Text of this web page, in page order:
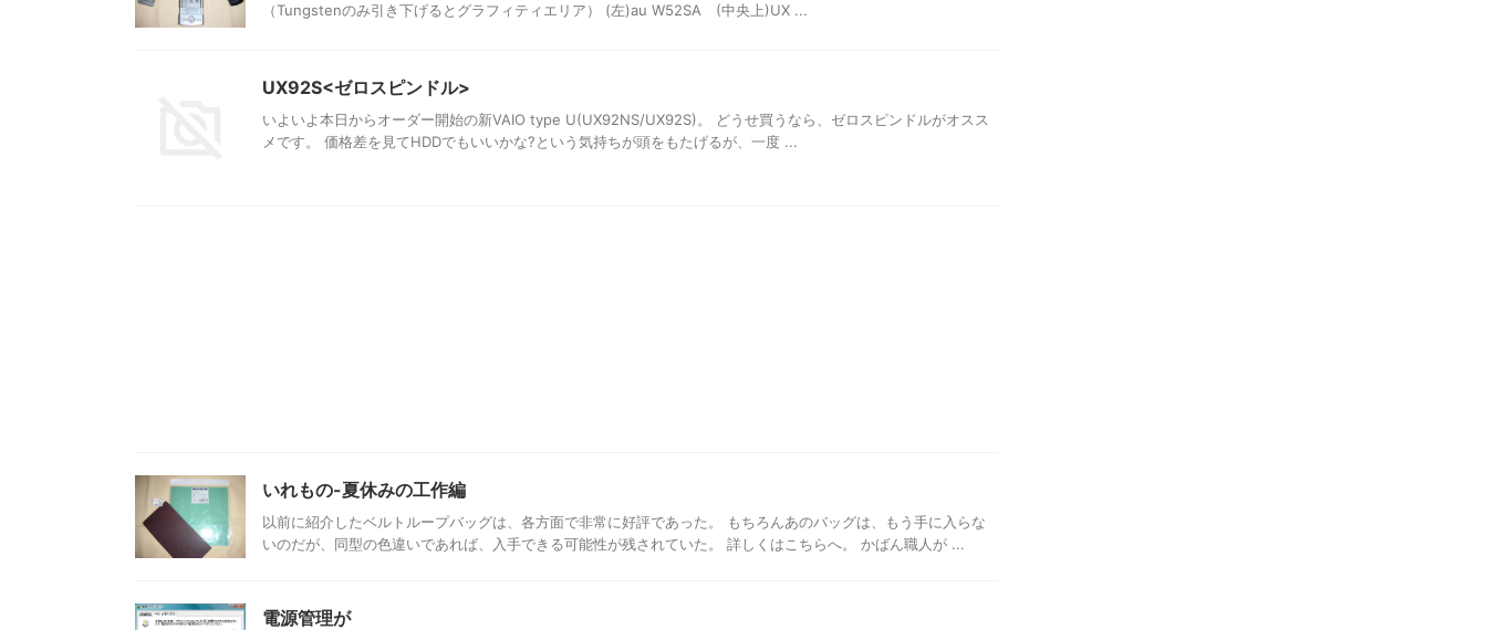
（Tungstenのみ引き下げるとグラフィティエリア） (左)au W52SA (中央上)UX ...
UX92S<ゼロスピンドル>
いよいよ本日からオーダー開始の新VAIO type U(UX92NS/UX92S)。 どうせ買うなら、ゼロスピンドルがオスス
メです。 価格差を見てHDDでもいいかな?という気持ちが頭をもたげるが、一度 ...
いれもの-夏休みの工作編
以前に紹介したベルトループバッグは、各方面で非常に好評であった。 もちろんあのバッグは、もう手に入らな
いのだが、同型の色違いであれば、入手できる可能性が残されていた。 詳しくはこちらへ。 かばん職人が ...
電源管理が